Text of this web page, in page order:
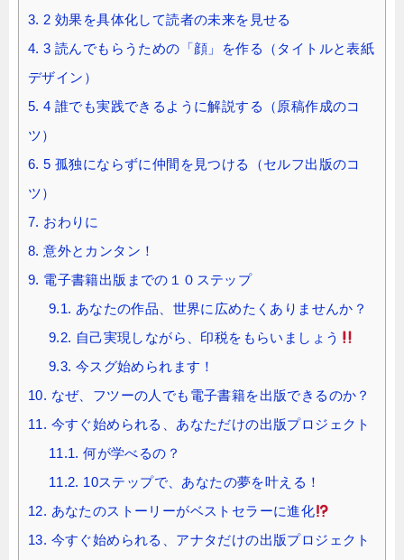
3. 2 効果を具体化して読者の未来を見せる
4. 3 読んでもらうための「顔」を作る（タイトルと表紙
デザイン）
5. 4 誰でも実践できるように解説する（原稿作成のコ
ツ）
6. 5 孤独にならずに仲間を見つける（セルフ出版のコ
ツ）
7. おわりに
8. 意外とカンタン！
9. 電子書籍出版までの１０ステップ
9.1. あなたの作品、世界に広めたくありませんか？
9.2. 自己実現しながら、印税をもらいましょう
9.3. 今スグ始められます！
10. なぜ、フツーの人でも電子書籍を出版できるのか？
11. 今すぐ始められる、あなただけの出版プロジェクト
11.1. 何が学べるの？
11.2. 10ステップで、あなたの夢を叶える！
12. あなたのストーリーがベストセラーに進化
13. 今すぐ始められる、アナタだけの出版プロジェクト